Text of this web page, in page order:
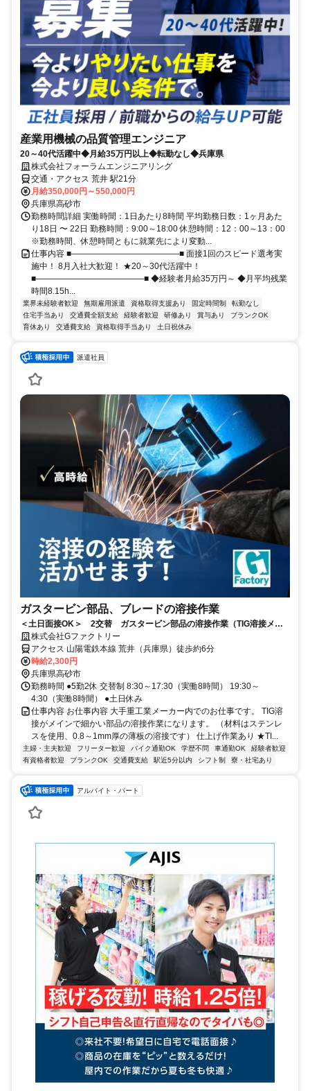
産業用機械の品質管理エンジニア
20～40代活躍中◆月給35万円以上◆転勤なし◆兵庫県
株式会社フォーラムエンジニアリング
交通・アクセス 荒井 駅21分
月給350,000円～550,000円
兵庫県高砂市
勤務時間詳細 実働時間：1日あたり8時間 平均勤務日数：1ヶ月あた
り18日 〜 22日 勤務時間：9:00～18:00 休憩時間：12：00～13：00
※勤務時間、休憩時間ともに就業先により変動...
仕事内容 ■―――――――――――――■ 面接1回のスピード選考実
施中！ 8月入社大歓迎！ ★20～30代活躍中！
■―――――――――――――■ ◆経験者月給35万円～ ◆月平均残業
時間8.15h...
業界未経験者歓迎 無期雇用派遣 資格取得支援あり 固定時間制
転勤なし
住宅手当あり
交通費全額支給 経験者歓迎 研修あり 賞与あり
ブランクOK
育休あり
交通費支給 資格取得手当あり 土日祝休み
派遣社員
ガスタービン部品、ブレードの溶接作業
＜土日面接OK＞ 2交替 ガスタービン部品の溶接作業（TIG溶接メイ
ン）株式会社Gファクトリー
アクセス 山陽電鉄本線 荒井（兵庫県）徒歩約6分
時給2,300円
兵庫県高砂市
勤務時間 ●5勤2休 交替制 8:30～17:30（実働8時間） 19:30～
4:30（実働8時間） ●土日休み
仕事内容 お仕事内容 大手重工業メーカー内でのお仕事です。 TIG溶
接がメインで細かい部品の溶接作業になります。 （材料はステンレ
スを使用、0.8～1mm厚の薄板の溶接です） 仕上げ作業あり ★TI...
主婦・主夫歓迎 フリーター歓迎 バイク通勤OK 学歴不問 車通勤OK
経験者歓迎
有資格者歓迎
ブランクOK 交通費支給 駅近5分以内 シフト制 寮・社宅あり
アルバイト・パート